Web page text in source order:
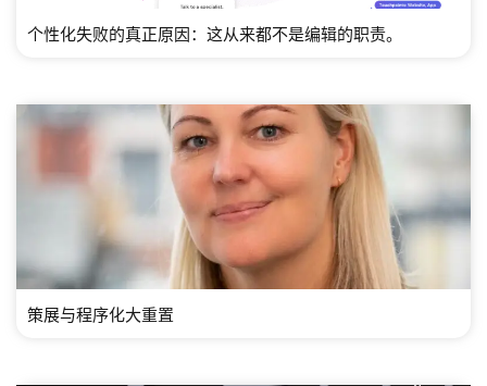
个性化失败的真正原因：这从来都不是编辑的职责。
策展与程序化大重置